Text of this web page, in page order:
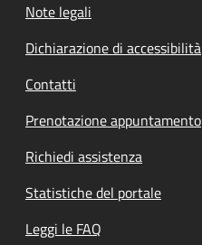
Note legali
Dichiarazione di accessibilità
Contatti
Prenotazione appuntamento
Richiedi assistenza
Statistiche del portale
Leggi le FAQ